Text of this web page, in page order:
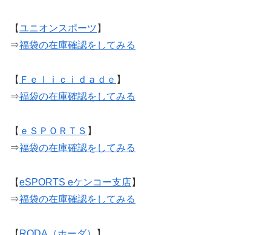
【ユニオンスポーツ 】
⇒福袋の在庫確認をしてみる
【 Ｆｅｌｉｃｉｄａｄｅ 】
⇒福袋の在庫確認をしてみる
【 ｅＳＰＯＲＴＳ 】
⇒福袋の在庫確認をしてみる
【eSPORTS eケンコー支店】
⇒福袋の在庫確認をしてみる